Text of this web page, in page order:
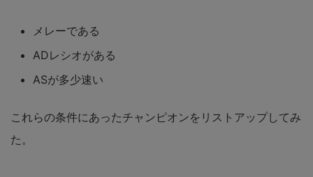
メレーである
ADレシオがある
ASが多少速い
これらの条件にあったチャンピオンをリストアップしてみ
た。